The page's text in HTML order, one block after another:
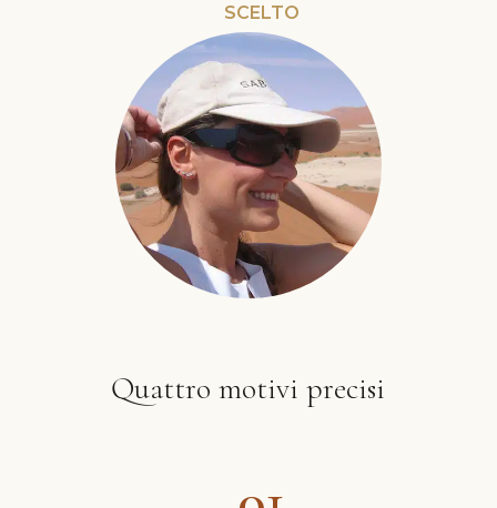
SCELTO
Quattro motivi precisi